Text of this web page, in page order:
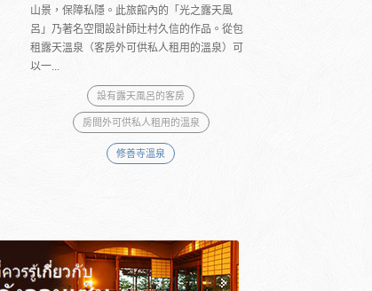
山景，保障私隱。此旅館內的「光之露天風
呂」乃著名空間設計師辻村久信的作品。從包
租露天溫泉（客房外可供私人租用的溫泉）可
以一...
設有露天風呂的客房
房間外可供私人租用的溫泉
修善寺溫泉